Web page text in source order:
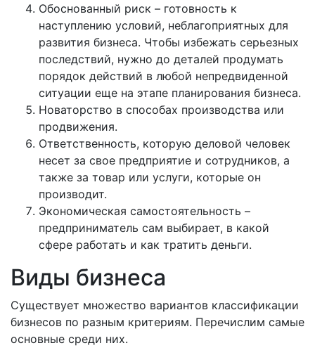
Обоснованный риск – готовность к
наступлению условий, неблагоприятных для
развития бизнеса. Чтобы избежать серьезных
последствий, нужно до деталей продумать
порядок действий в любой непредвиденной
ситуации еще на этапе планирования бизнеса.
Новаторство в способах производства или
продвижения.
Ответственность, которую деловой человек
несет за свое предприятие и сотрудников, а
также за товар или услуги, которые он
производит.
Экономическая самостоятельность –
предприниматель сам выбирает, в какой
сфере работать и как тратить деньги.
Виды бизнеса
Существует множество вариантов классификации
бизнесов по разным критериям. Перечислим самые
основные среди них.